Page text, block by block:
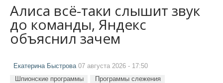
Алиса всё-таки слышит звук
до команды, Яндекс
объяснил зачем
Екатерина Быстрова 07 августа 2026 - 17:50
Шпионские программы
Программы слежения